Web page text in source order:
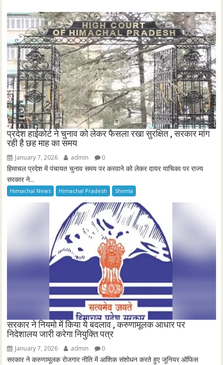
प्रदेश हाईकोर्ट ने चुनाव को लेकर फैसला रखा सुरक्षित , सरकार मांग
रही है छह माह का समय
January 7, 2026 admin 0
हिमाचल प्रदेश में पंचायत चुनाव समय पर करवाने को लेकर दायर याचिका पर राज्य
सरकार ने...
Himachal News Himachal Pradesh Shimla
सरकार ने नियमो में किया ये बदलाव , करुणामूलक आधार पर
निदेशालय जारी करेगा नियुक्ति पत्र
January 7, 2026 admin 0
सरकार ने करुणामूलक रोजगार नीति में आंशिक संशोधन करते हुए जूनियर ऑफिस